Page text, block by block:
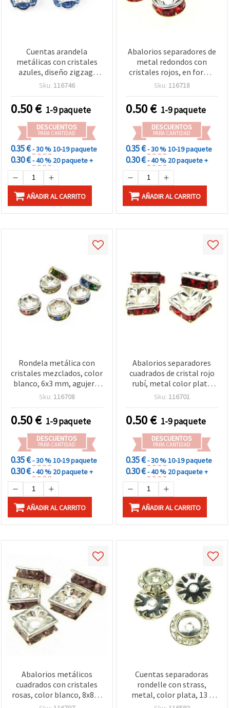
Cuentas arandela
metálicas con cristales
azules, diseño zigzag,
color blanco, 6x3 mm,
Grado A - 10 piezas
Sku: 116746
0.50€ 1-9 paquete
DESCUENTOS
PARA CANTIDAD
0.35 €- 30 %10-19 paquete
0.30 €- 40 % 20 paquete +
AÑADIR AL CARRITO
Abalorios separadores de
metal redondos con
cristales rojos, en forma
de arandela plana, 6 x 3
blanco, calidad A - Pack de
10 uds
Sku: 116718
0.50€ 1-9 paquete
DESCUENTOS
PARA CANTIDAD
0.35 €- 30 %10-19 paquete
0.30 €- 40 % 20 paquete +
AÑADIR AL CARRITO
Rondela metálica con
cristales mezclados, color
blanco, 6x3 mm, agujero:
1 mm, Calidad A - 10
manualidades
Sku: 116708
0.50€ 1-9 paquete
DESCUENTOS
PARA CANTIDAD
0.35 €- 30 %10-19 paquete
0.30 €- 40 % 20 paquete +
AÑADIR AL CARRITO
Abalorios separadores
cuadrados de cristal rojo
rubí, metal color plata
(tono plateado), 6x6x2,5
calidad A, color blanco, 5
uds
Sku: 116701
0.50€ 1-9 paquete
DESCUENTOS
PARA CANTIDAD
0.35 €- 30 %10-19 paquete
0.30 €- 40 % 20 paquete +
AÑADIR AL CARRITO
Abalorios metálicos
cuadrados con cristales
rosas, color blanco, 8x8x4
mm, orificio 1 mm,
Cuentas separadoras
rondelle con strass,
metal, color plata, 13 x
3,5 mm, transparente, 5